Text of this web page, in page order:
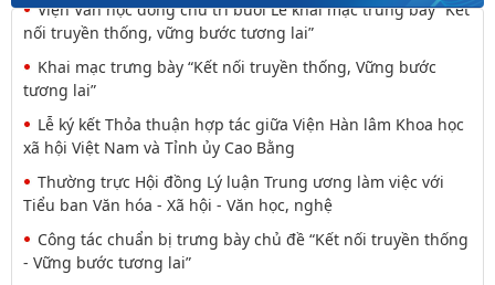
Viện Văn học đồng chủ trì buổi Lễ khai mạc trưng bày “Kết
nối truyền thống, vững bước tương lai”
Khai mạc trưng bày “Kết nối truyền thống, Vững bước
tương lai”
Lễ ký kết Thỏa thuận hợp tác giữa Viện Hàn lâm Khoa học
xã hội Việt Nam và Tỉnh ủy Cao Bằng
Thường trực Hội đồng Lý luận Trung ương làm việc với
Tiểu ban Văn hóa - Xã hội - Văn học, nghệ
Công tác chuẩn bị trưng bày chủ đề “Kết nối truyền thống
- Vững bước tương lai”